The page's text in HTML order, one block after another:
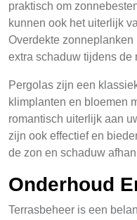
praktisch om
kunnen ook het uiterlijk
Overdekte
extra schaduw tijdens de
Pergolas zijn een
klimplanten en bloemen
romantisch uiterlijk aan
zijn ook effectief en
de zon en schaduw
Onderhoud
Terrasbeheer is een